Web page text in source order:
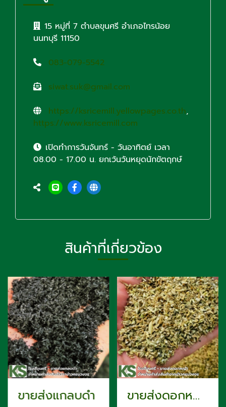
15 หมู่ที่ 7 ตำบลขุนศรี อำเภอไทรน้อย
นนทบุรี 11150
083-079-5542
siwat.suk@gmail.com
https://ksricemill.yellowpages.co.th,
https://www.ksricemill.com
เปิดทำการวันจันทร์ - วันอาทิตย์ เวลา
08.00 - 17.00 น. ยกเว้นวันหยุดนักขัตฤกษ์
สินค้าที่เกี่ยวข้อง
ขายส่งแกลบดำ ขายส่งดอกหญ้า